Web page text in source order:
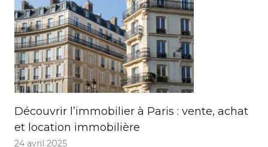
Découvrir l’immobilier à Paris : vente, achat
et location immobilière
24 avril 2025